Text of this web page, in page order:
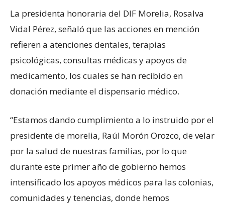
La presidenta honoraria del DIF Morelia, Rosalva
Vidal Pérez, señaló que las acciones en mención
refieren a atenciones dentales, terapias
psicológicas, consultas médicas y apoyos de
medicamento, los cuales se han recibido en
donación mediante el dispensario médico.
“Estamos dando cumplimiento a lo instruido por el
presidente de morelia, Raúl Morón Orozco, de velar
por la salud de nuestras familias, por lo que
durante este primer año de gobierno hemos
intensificado los apoyos médicos para las colonias,
comunidades y tenencias, donde hemos